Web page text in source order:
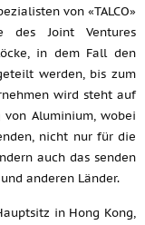
von «TALCO»
des Joint Ventures
in dem Fall den
werden, bis zum
wird steht auf
Aluminium, wobei
nicht nur für die
auch das senden
anderen Länder.
in Hong Kong,